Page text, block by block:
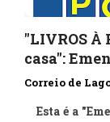
"LIVROS À
casa":
Correio de
Esta é a